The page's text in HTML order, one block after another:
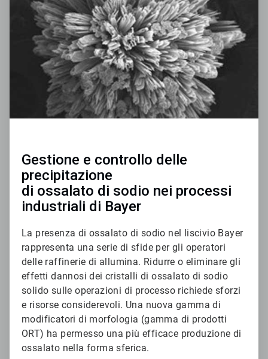
Gestione e controllo delle
precipitazione
di ossalato di sodio nei processi
industriali di Bayer
La presenza di ossalato di sodio nel liscivio Bayer
rappresenta una serie di sfide per gli operatori
delle raffinerie di allumina. Ridurre o eliminare gli
effetti dannosi dei cristalli di ossalato di sodio
solido sulle operazioni di processo richiede sforzi
e risorse considerevoli. Una nuova gamma di
modificatori di morfologia (gamma di prodotti
ORT) ha permesso una più efficace produzione di
ossalato nella forma sferica.